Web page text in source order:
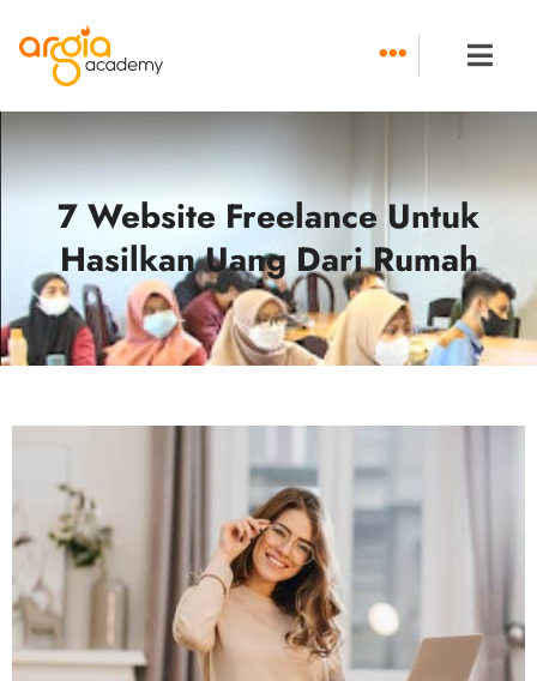
content
7 Website Freelance Untuk
Hasilkan Uang Dari Rumah